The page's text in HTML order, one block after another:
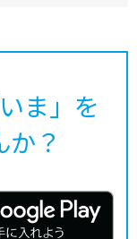
ま」を
？